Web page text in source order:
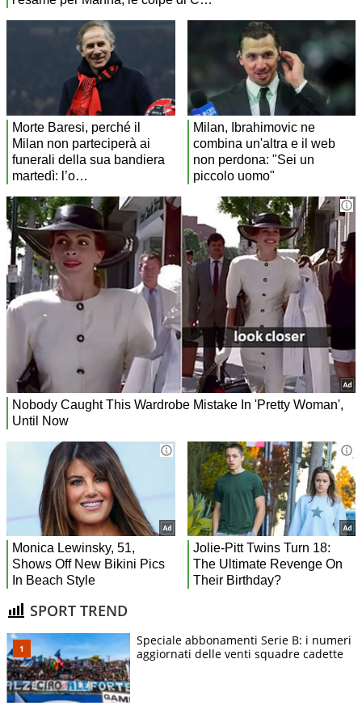
SPORT TREND
Speciale abbonamenti Serie B: i numeri
aggiornati delle venti squadre cadette